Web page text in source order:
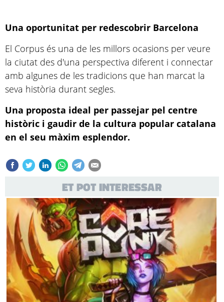
Una oportunitat per redescobrir Barcelona
El Corpus és una de les millors ocasions per veure
la ciutat des d'una perspectiva diferent i connectar
amb algunes de les tradicions que han marcat la
seva història durant segles.
Una proposta ideal per passejar pel centre
històric i gaudir de la cultura popular catalana
en el seu màxim esplendor.
ET POT INTERESSAR